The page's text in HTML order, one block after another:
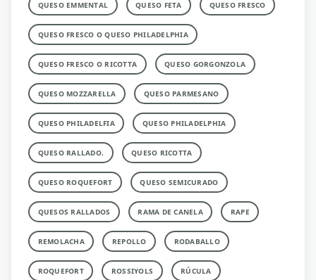
QUESO EMMENTAL QUESO FETA QUESO FRESCO
QUESO FRESCO O QUESO PHILADELPHIA
QUESO FRESCO O RICOTTA QUESO GORGONZOLA
QUESO MOZZARELLA QUESO PARMESANO
QUESO PHILADELFIA QUESO PHILADELPHIA
QUESO RALLADO. QUESO RICOTTA
QUESO ROQUEFORT QUESO SEMICURADO
QUESOS RALLADOS RAMA DE CANELA RAPE
REMOLACHA REPOLLO RODABALLO
ROQUEFORT ROSSIYOLS RÚCULA